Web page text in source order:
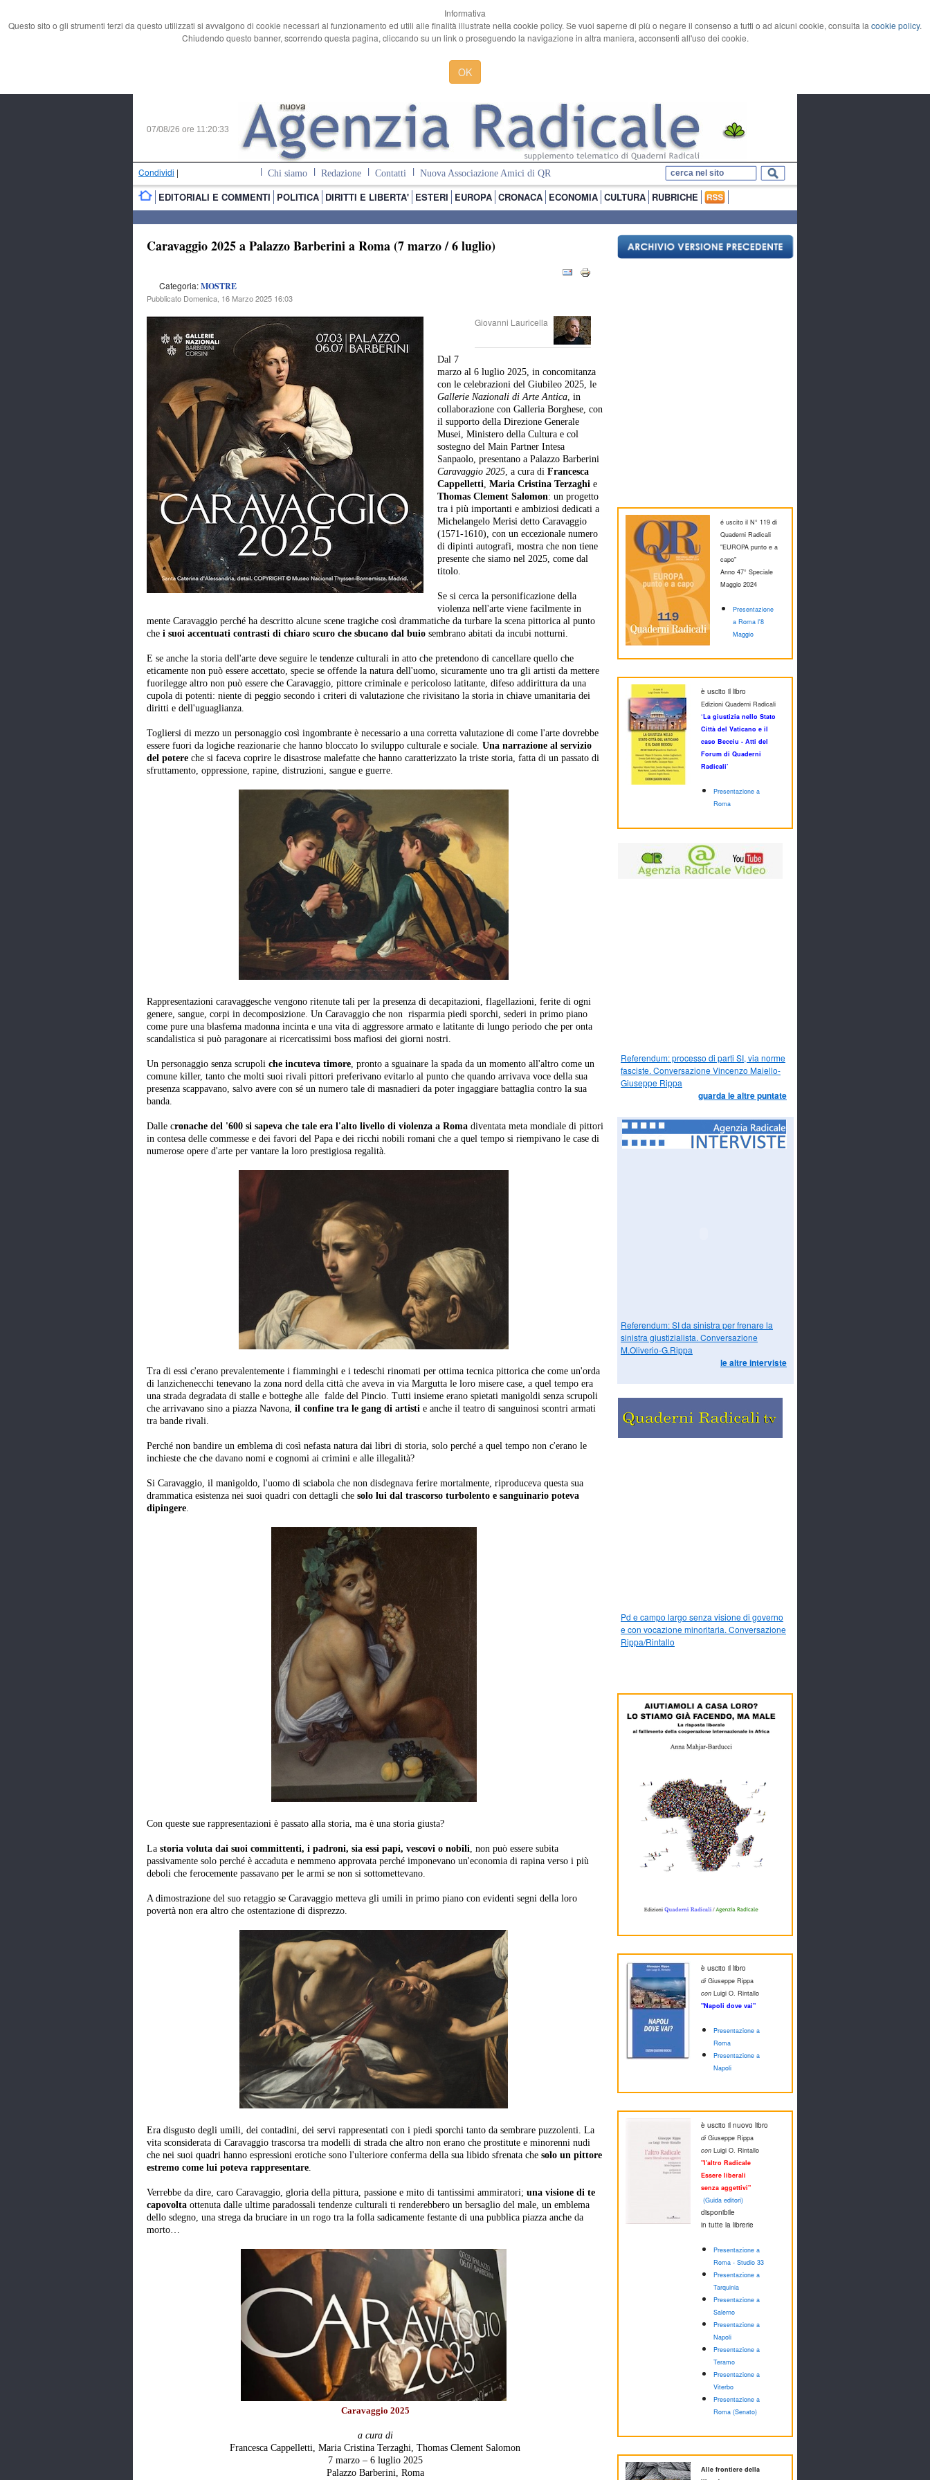
Informativa
Questo sito o gli strumenti terzi da questo utilizzati si avvalgono di cookie necessari al funzionamento ed utili alle finalità illustrate nella cookie policy. Se vuoi saperne di più o negare il consenso a tutti o ad alcuni cookie, consulta la cookie policy.
Chiudendo questo banner, scorrendo questa pagina, cliccando su un link o proseguendo la navigazione in altra maniera, acconsenti all'uso dei cookie.
OK
07/08/26 ore 11:20:34
Condividi | Chi siamo Redazione Contatti Nuova Associazione Amici di QR
EDITORIALI E COMMENTI POLITICA DIRITTI E LIBERTA' ESTERI EUROPA CRONACA ECONOMIA CULTURA RUBRICHE
Caravaggio 2025 a Palazzo Barberini a Roma (7 marzo / 6 luglio)
Categoria:MOSTRE
Pubblicato Domenica, 16 Marzo 2025 16:03
Giovanni Lauricella
Dal 7
marzo al 6 luglio 2025, in concomitanza
con le celebrazioni del Giubileo 2025, le
Gallerie Nazionali di Arte Antica, in
collaborazione con Galleria Borghese, con
il supporto della Direzione Generale
Musei, Ministero della Cultura e col
sostegno del Main Partner Intesa
Sanpaolo, presentano a Palazzo Barberini
Caravaggio 2025, a cura di Francesca
Cappelletti, Maria Cristina Terzaghi e
Thomas Clement Salomon: un progetto
tra i più importanti e ambiziosi dedicati a
Michelangelo Merisi detto Caravaggio
(1571-1610), con un eccezionale numero
di dipinti autografi, mostra che non tiene
presente che siamo nel 2025, come dal
titolo.
Se si cerca la personificazione della
violenza nell'arte viene facilmente in
mente Caravaggio perché ha descritto alcune scene tragiche così drammatiche da turbare la scena pittorica al punto
che i suoi accentuati contrasti di chiaro scuro che sbucano dal buio sembrano abitati da incubi notturni.
E se anche la storia dell'arte deve seguire le tendenze culturali in atto che pretendono di cancellare quello che
eticamente non può essere accettato, specie se offende la natura dell'uomo, sicuramente uno tra gli artisti da mettere
fuorilegge altro non può essere che Caravaggio, pittore criminale e pericoloso latitante, difeso addirittura da una
cupola di potenti: niente di peggio secondo i criteri di valutazione che rivisitano la storia in chiave umanitaria dei
diritti e dell'uguaglianza.
Togliersi di mezzo un personaggio così ingombrante è necessario a una corretta valutazione di come l'arte dovrebbe
essere fuori da logiche reazionarie che hanno bloccato lo sviluppo culturale e sociale. Una narrazione al servizio
del potere che si faceva coprire le disastrose malefatte che hanno caratterizzato la triste storia, fatta di un passato di
sfruttamento, oppressione, rapine, distruzioni, sangue e guerre.
Rappresentazioni caravaggesche vengono ritenute tali per la presenza di decapitazioni, flagellazioni, ferite di ogni
genere, sangue, corpi in decomposizione. Un Caravaggio che non risparmia piedi sporchi, sederi in primo piano
come pure una blasfema madonna incinta e una vita di aggressore armato e latitante di lungo periodo che per onta
scandalistica si può paragonare ai ricercatissimi boss mafiosi dei giorni nostri.
Un personaggio senza scrupoli che incuteva timore, pronto a sguainare la spada da un momento all'altro come un
comune killer, tanto che molti suoi rivali pittori preferivano evitarlo al punto che quando arrivava voce della sua
presenza scappavano, salvo avere con sé un numero tale di masnadieri da poter ingaggiare battaglia contro la sua
banda.
Dalle cronache del '600 si sapeva che tale era l'alto livello di violenza a Roma diventata meta mondiale di pittori
in contesa delle commesse e dei favori del Papa e dei ricchi nobili romani che a quel tempo si riempivano le case di
numerose opere d'arte per vantare la loro prestigiosa regalità.
Tra di essi c'erano prevalentemente i fiamminghi e i tedeschi rinomati per ottima tecnica pittorica che come un'orda
di lanzichenecchi tenevano la zona nord della città che aveva in via Margutta le loro misere case, a quel tempo era
una strada degradata di stalle e botteghe alle falde del Pincio. Tutti insieme erano spietati manigoldi senza scrupoli
che arrivavano sino a piazza Navona, il confine tra le gang di artisti e anche il teatro di sanguinosi scontri armati
tra bande rivali.
Perché non bandire un emblema di così nefasta natura dai libri di storia, solo perché a quel tempo non c'erano le
inchieste che che davano nomi e cognomi ai crimini e alle illegalità?
Si Caravaggio, il manigoldo, l'uomo di sciabola che non disdegnava ferire mortalmente, riproduceva questa sua
drammatica esistenza nei suoi quadri con dettagli che solo lui dal trascorso turbolento e sanguinario poteva
dipingere.
Con queste sue rappresentazioni è passato alla storia, ma è una storia giusta?
La storia voluta dai suoi committenti, i padroni, sia essi papi, vescovi o nobili, non può essere subita
passivamente solo perché è accaduta e nemmeno approvata perché imponevano un'economia di rapina verso i più
deboli che ferocemente passavano per le armi se non si sottomettevano.
A dimostrazione del suo retaggio se Caravaggio metteva gli umili in primo piano con evidenti segni della loro
povertà non era altro che ostentazione di disprezzo.
Era disgusto degli umili, dei contadini, dei servi rappresentati con i piedi sporchi tanto da sembrare puzzolenti. La
vita sconsiderata di Caravaggio trascorsa tra modelli di strada che altro non erano che prostitute e minorenni nudi
che nei suoi quadri hanno espressioni erotiche sono l'ulteriore conferma della sua libido sfrenata che solo un pittore
estremo come lui poteva rappresentare.
Verrebbe da dire, caro Caravaggio, gloria della pittura, passione e mito di tantissimi ammiratori; una visione di te
capovolta ottenuta dalle ultime paradossali tendenze culturali ti renderebbero un bersaglio del male, un emblema
dello sdegno, una strega da bruciare in un rogo tra la folla sadicamente festante di una pubblica piazza anche da
morto…
Caravaggio 2025
a cura di
Francesca Cappelletti, Maria Cristina Terzaghi, Thomas Clement Salomon
7 marzo – 6 luglio 2025
Palazzo Barberini, Roma
é uscito il N° 119 di
Quaderni Radicali
"EUROPA punto e a
capo"
Anno 47° Speciale
Maggio 2024
Presentazione
a Roma l'8
Maggio
è uscito il libro
Edizioni Quaderni Radicali
‘La giustizia nello Stato
Città del Vaticano e il
caso Becciu - Atti del
Forum di Quaderni
Radicali’
Presentazione a
Roma
Referendum: processo di parti SI, via norme
fasciste. Conversazione Vincenzo Maiello-
Giuseppe Rippa
guarda le altre puntate
Referendum: SI da sinistra per frenare la
sinistra giustizialista. Conversazione
M.Oliverio-G.Rippa
le altre interviste
Pd e campo largo senza visione di governo
e con vocazione minoritaria. Conversazione
Rippa/Rintallo
è uscito il libro
diGiuseppe Rippa
con Luigi O. Rintallo
"Napoli dove vai"
Presentazione a
Roma
Presentazione a
Napoli
è uscito il nuovo libro
diGiuseppe Rippa
con Luigi O. Rintallo
"l'altro Radicale
Essere liberali
senza aggettivi"
(Guida editori)
disponibile
in tutte la librerie
Presentazione a
Roma - Studio 33
Presentazione a
Tarquinia
Presentazione a
Salerno
Presentazione a
Napoli
Presentazione a
Teramo
Presentazione a
Viterbo
Presentazione a
Roma (Senato)
Alle frontiere della